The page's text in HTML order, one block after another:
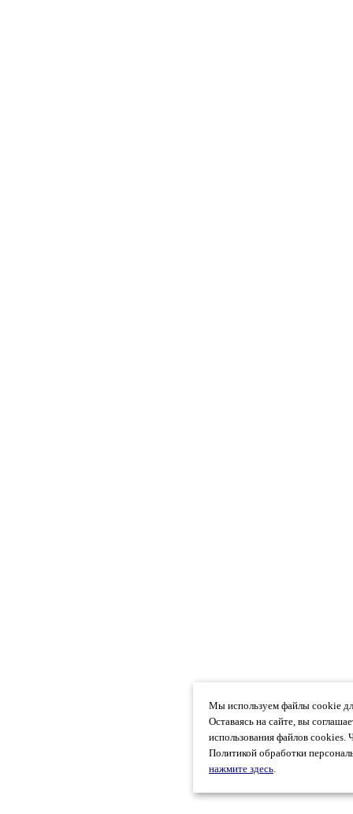
Мы используем файлы cookie
Оставаясь на сайте, вы
использования файлов cookies.
Политикой обработки
нажмите здесь.